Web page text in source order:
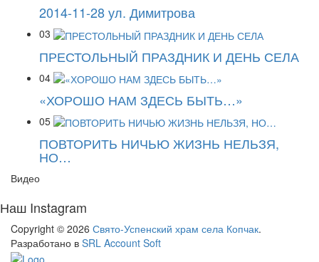
2014-11-28 ул. Димитрова
03
ПРЕСТОЛЬНЫЙ ПРАЗДНИК И ДЕНЬ СЕЛА
04
«ХОРОШО НАМ ЗДЕСЬ БЫТЬ…»
05
ПОВТОРИТЬ НИЧЬЮ ЖИЗНЬ НЕЛЬЗЯ,
НО…
Видео
Наш Instagram
Copyright © 2026 Свято-Успенский храм села Копчак.
Разработано в SRL Account Soft